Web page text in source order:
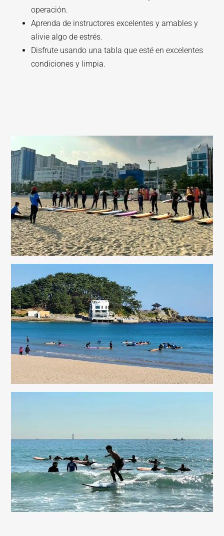
operación.
Aprenda de instructores excelentes y amables y
alivie algo de estrés.
Disfrute usando una tabla que esté en excelentes
condiciones y limpia.